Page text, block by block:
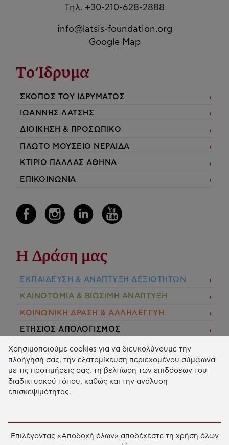
Τηλ. +30-210-628-2888
info@latsis-foundation.org
Google Map
Το Ίδρυμα
ΣΚΟΠΟΣ ΤΟΥ ΙΔΡΥΜΑΤΟΣ
ΙΩΑΝΝΗΣ ΛΑΤΣΗΣ
ΔΙΟΙΚΗΣΗ & ΠΡΟΣΩΠΙΚΟ
ΠΛΩΤΟ ΜΟΥΣΕΙΟ ΝΕΡΑΙΔΑ
ΚΤΙΡΙΟ ΠΑΛΛΑΣ ΑΘΗΝΑ
ΕΠΙΚΟΙΝΩΝΙΑ
Η Δράση μας
ΕΚΠΑIΔΕΥΣΗ & ΑΝΑΠΤΥΞΗ ΔΕΞΙΟΤΗΤΩΝ
ΚΑΙΝΟΤΟΜΙΑ & ΒΙΩΣΙΜΗ ΑΝΑΠΤΥΞΗ
ΚΟΙΝΩΝΙΚΗ ΔΡΑΣΗ & ΑΛΛΗΛΕΓΓΥΗ
ΕΤΗΣΙΟΣ ΑΠΟΛΟΓΙΣΜΟΣ
E-LIBRARY
ΧΡΗΜΑΤΟΔΟΤΗΣΕΙΣ
ΑΙΤΗΣΗ ΧΡΗΜΑΤΟΔΟΤΗΣΗΣ
Δεδομένων
Χρησιμοποιούμε cookies για να διευκολύνουμε την
πλοήγησή σας, την εξατομίκευση περιεχομένου σύμφωνα
με τις προτιμήσεις σας, τη βελτίωση των επιδόσεων του
διαδικτυακού τόπου, καθώς και την ανάλυση
επισκεψιμότητας.
Επιλέγοντας «Αποδοχή όλων» αποδέχεστε τη χρήση όλων